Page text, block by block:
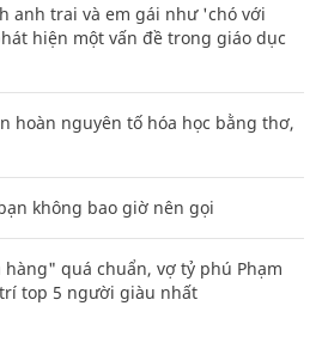
anh trai và em gái như 'chó với
hiện một vấn đề trong giáo dục
hoàn nguyên tố hóa học bằng thơ,
không bao giờ nên gọi
quá chuẩn, vợ tỷ phú Phạm
top 5 người giàu nhất